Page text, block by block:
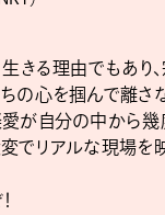
きる理由でもあり
の心を掴んで離さ
が自分の中から幾
でリアルな現場を